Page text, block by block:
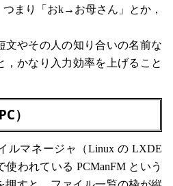
つまり「おk→お母さん」とか，
やその人の知り合いの名前な
，かなり入力効率を上げること
）
ルマネージャ（Linux の LXDE
われている PCManFM という